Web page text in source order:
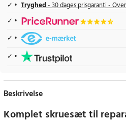
Tryghed- 30 dages prisgaranti -
Beskrivelse
Komplet skruesæt til